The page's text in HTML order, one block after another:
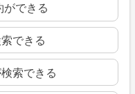
できる
できる
索できる